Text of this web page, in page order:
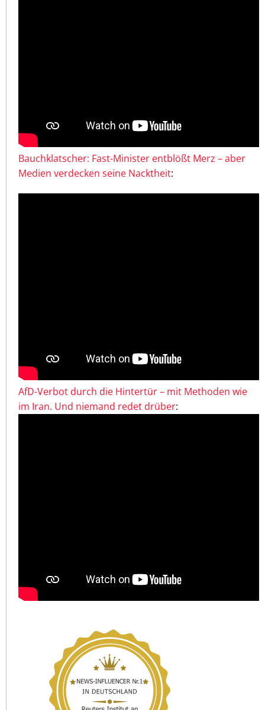
Bauchklatscher: Fast-Minister entblößt Merz – aber
Medien verdecken seine Nacktheit:
AfD-Verbot durch die Hintertür – mit Methoden wie
im Iran. Und niemand redet drüber: